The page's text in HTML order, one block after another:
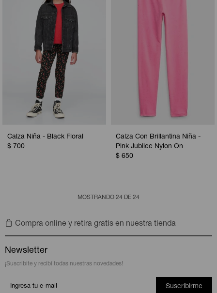
Calza Niña - Black Floral
$ 700
Calza Con Brillantina Niña -
Pink Jubilee Nylon On
$ 650
MOSTRANDO 24 DE 24
Compra online y retira gratis en nuestra tienda
Newsletter
¡Suscribite y recibí todas nuestras novedades!
Suscribirme